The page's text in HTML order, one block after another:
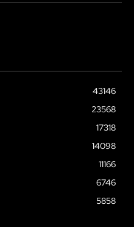
43146
23568
17318
14098
11166
6746
5858